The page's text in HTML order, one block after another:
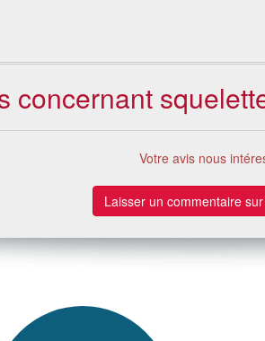
concernant
Votre avis nous
Laisser un commentaire